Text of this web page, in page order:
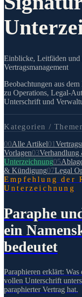
Einblicke, Leitfäden
Vertragsmanagement
Beobachtungen aus
zu Operations, Legal-
Unterschrift und
Kategorien /
00Alle Artikel01
Vorlagen03Verhandlung
Unterzeichnung05
& Kündigung07Legal
Empfehlung der
Unterzeichnung
Paraphe
ein
bedeutet
Paraphieren erklärt:
vollen Unterschrift
paraphierter Vertrag hat.